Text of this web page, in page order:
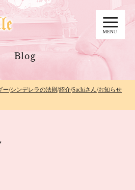
MENU
Blog
ー/シンデレラの法則/紹介/Sachiさん/お知らせ